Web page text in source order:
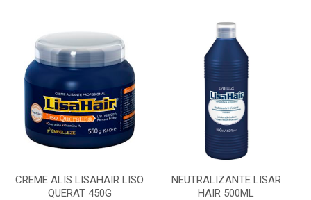
CREME ALIS LISAHAIR LISO
QUERAT 450G
NEUTRALIZANTE LISAR
HAIR 500ML